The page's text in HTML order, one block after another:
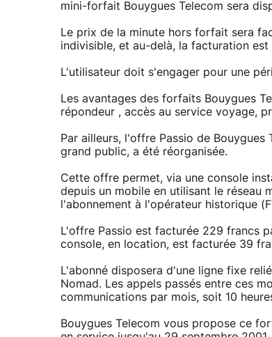
mini-forfait Bouygues Telecom sera
Le prix de la minute hors forfait sera
indivisible, et au-delà, la facturation
L'utilisateur doit s'engager pour une
Les avantages des forfaits Bouygues
répondeur , accès au service voyage,
Par ailleurs, l'offre Passio de
grand public, a été réorganisée.
Cette offre permet, via une console
depuis un mobile en utilisant le réseau
l'abonnement à l'opérateur historique
L'offre Passio est facturée 229 francs
console, en location, est facturée 39
L'abonné disposera d'une ligne fixe
Nomad. Les appels passés entre ces
communications par mois, soit 10
Bouygues Telecom vous propose ce